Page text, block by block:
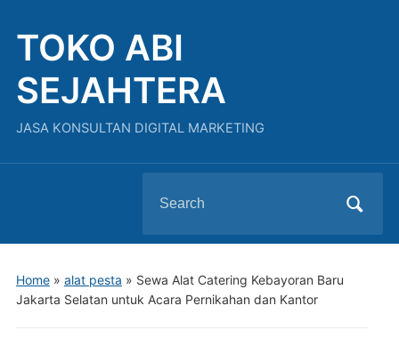
TOKO ABI
SEJAHTERA
JASA KONSULTAN DIGITAL MARKETING
for:
Home» alat pesta » Sewa Alat Catering Kebayoran Baru
Jakarta Selatan untuk Acara Pernikahan dan Kantor